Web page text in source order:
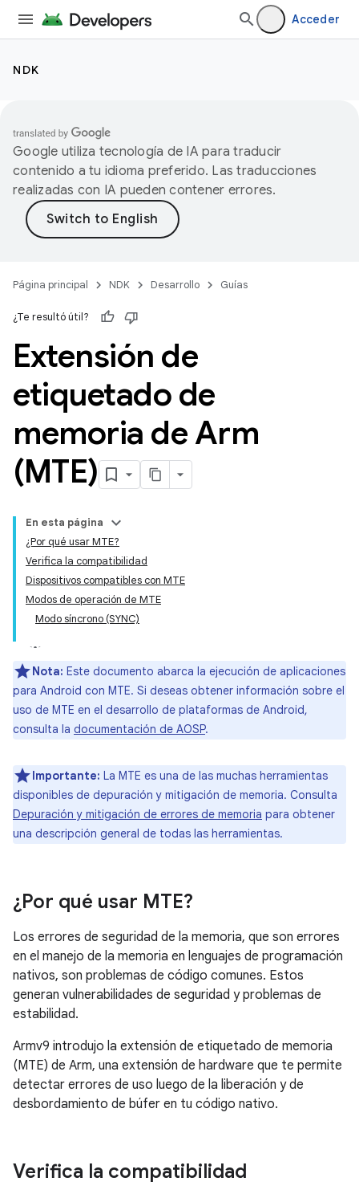
Acceder
NDK
Google utiliza tecnología de IA para traducir
contenido a tu idioma preferido. Las traducciones
realizadas con IA pueden contener errores.
Página principal NDK Desarrollo Guías
¿Te resultó útil?
Extensión de
etiquetado de
memoria de Arm
(MTE)
En esta página
¿Por qué usar MTE?
Verifica la compatibilidad
Dispositivos compatibles con MTE
Modos de operación de MTE
Modo síncrono (SYNC)
Nota: Este documento abarca la ejecución de aplicaciones
para Android con MTE. Si deseas obtener información sobre el
uso de MTE en el desarrollo de plataformas de Android,
consulta la documentación de AOSP.
Importante: La MTE es una de las muchas herramientas
disponibles de depuración y mitigación de memoria. Consulta
Depuración y mitigación de errores de memoria para obtener
una descripción general de todas las herramientas.
¿Por qué usar MTE?
Los errores de seguridad de la memoria, que son errores
en el manejo de la memoria en lenguajes de programación
nativos, son problemas de código comunes. Estos
generan vulnerabilidades de seguridad y problemas de
estabilidad.
Armv9 introdujo la extensión de etiquetado de memoria
(MTE) de Arm, una extensión de hardware que te permite
detectar errores de uso luego de la liberación y de
desbordamiento de búfer en tu código nativo.
Verifica la compatibilidad